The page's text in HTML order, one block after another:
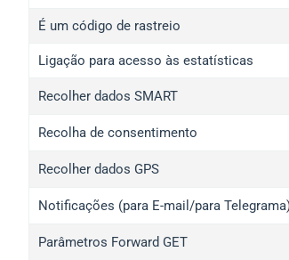
É um código de rastreio
Ligação para acesso às estatísticas
Recolher dados SMART
Recolha de consentimento
Recolher dados GPS
Notificações (para E-mail/para
Parâmetros Forward GET